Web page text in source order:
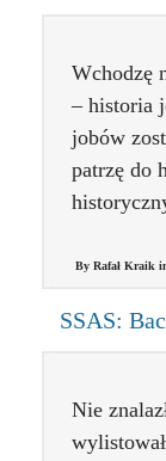
Wchodzę
– historia
jobów
patrzę do
By Rafał Kraik
SSAS:
Nie